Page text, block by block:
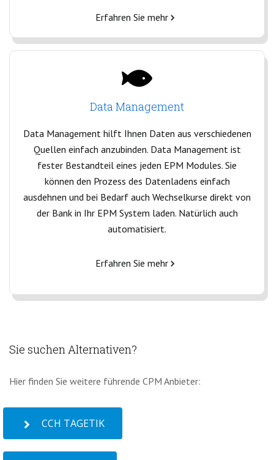
Erfahren Sie mehr
Data Management
Data Management hilft Ihnen Daten aus verschiedenen
Quellen einfach anzubinden. Data Management ist
fester Bestandteil eines jeden EPM Modules. Sie
können den Prozess des Datenladens einfach
ausdehnen und bei Bedarf auch Wechselkurse direkt von
der Bank in Ihr EPM System laden. Natürlich auch
automatisiert.
Erfahren Sie mehr
Sie suchen Alternativen?
Hier finden Sie weitere führende CPM Anbieter:
CCH TAGETIK